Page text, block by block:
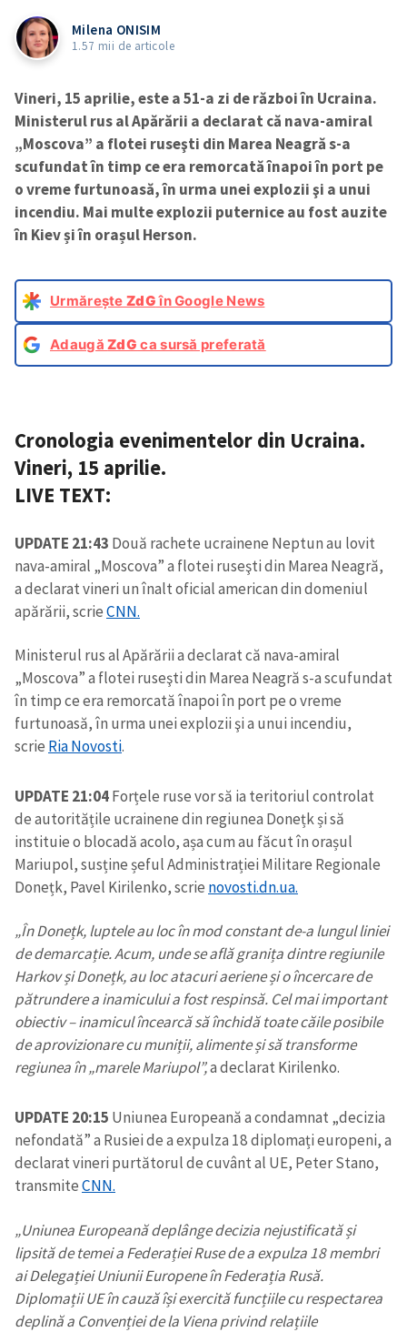
Milena ONISIM
1.57 mii de articole
Vineri, 15 aprilie, este a 51-a zi de război în Ucraina.
Ministerul rus al Apărării a declarat că nava-amiral
„Moscova” a flotei ruseşti din Marea Neagră s-a
scufundat în timp ce era remorcată înapoi în port pe
o vreme furtunoasă, în urma unei explozii şi a unui
incendiu. Mai multe explozii puternice au fost auzite
în Kiev și în orașul Herson.
Urmărește ZdGîn Google News
AdaugăZdG ca sursă preferată
Cronologia evenimentelor din Ucraina.
Vineri, 15 aprilie.
LIVE TEXT:
UPDATE 21:43 Două rachete ucrainene Neptun au lovit
nava-amiral „Moscova” a flotei ruseşti din Marea Neagră,
a declarat vineri un înalt oficial american din domeniul
apărării, scrieCNN.
Ministerul rus al Apărării a declarat că nava-amiral
„Moscova” a flotei ruseşti din Marea Neagră s-a scufundat
în timp ce era remorcată înapoi în port pe o vreme
furtunoasă, în urma unei explozii şi a unui incendiu,
scrie Ria Novosti.
UPDATE 21:04Forțele ruse vor să ia teritoriul controlat
de autoritățile ucrainene din regiunea Donețk și să
instituie o blocadă acolo, așa cum au făcut în orașul
Mariupol, susține șeful Administrației Militare Regionale
Donețk, Pavel Kirilenko, scrie novosti.dn.ua.
„În Donețk, luptele au loc în mod constant de-a lungul liniei
de demarcație. Acum, unde se află granița dintre regiunile
Harkov și Donețk, au loc atacuri aeriene și o încercare de
pătrundere a inamicului a fost respinsă. Cel mai important
obiectiv – inamicul încearcă să închidă toate căile posibile
de aprovizionare cu muniții, alimente și să transforme
regiunea în „marele Mariupol”,a declarat Kirilenko.
UPDATE 20:15 Uniunea Europeană a condamnat „decizia
nefondată” a Rusiei de a expulza 18 diplomați europeni, a
declarat vineri purtătorul de cuvânt al UE, Peter Stano,
transmiteCNN.
„Uniunea Europeană deplânge decizia nejustificată și
lipsită de temei a Federației Ruse de a expulza 18 membri
ai Delegației Uniunii Europene în Federația Rusă.
Diplomații UE în cauză își exercită funcțiile cu respectarea
deplină a Convenției de la Viena privind relațiile